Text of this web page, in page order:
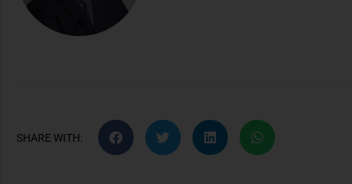
SHARE WITH: